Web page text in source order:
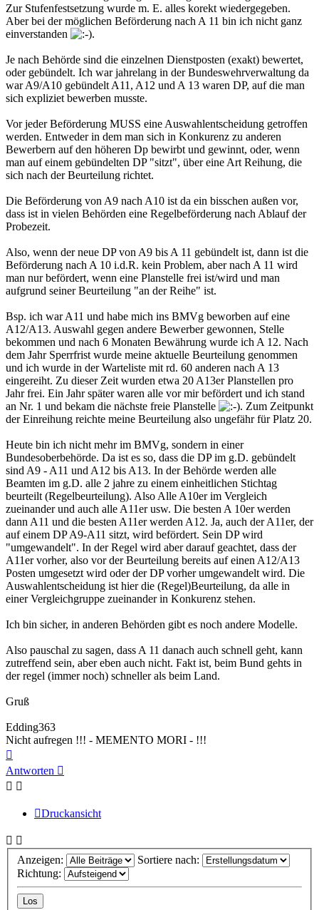
Zur Stufenfestsetzung wurde m. E. alles korekt wiedergegeben.
Aber bei der möglichen Beförderung nach A 11 bin ich nicht ganz
einverstanden
.
Je nach Behörde sind die einzelnen Dienstposten (exakt) bewertet,
oder gebündelt. Ich war jahrelang in der Bundeswehrverwaltung da
war A9/A10 gebündelt A11, A12 und A 13 waren DP, auf die man
sich expliziet bewerben musste.
Vor jeder Beförderung MUSS eine Auswahlentscheidung getroffen
werden. Entweder in dem man sich in Konkurenz zu anderen
Bewerbern auf den höheren Dp bewirbt und gewinnt, oder, wenn
man auf einem gebündelten DP "sitzt", über eine Art Reihung, die
sich nach der Beurteilung richtet.
Die Beförderung von A9 nach A10 ist da ein bisschen außen vor,
dass ist in vielen Behörden eine Regelbeförderung nach Ablauf der
Probezeit.
Also, wenn der neue DP von A9 bis A 11 gebündelt ist, dann ist die
Beförderung nach A 10 i.d.R. kein Problem, aber nach A 11 wird
man nur befördert, wenn eine Planstelle frei ist/wird und man
aufgrund seiner Beurteilung "an der Reihe" ist.
Bsp. ich war A11 und habe mich ins BMVg beworben auf eine
A12/A13. Auswahl gegen andere Bewerber gewonnen, Stelle
bekommen und nach 6 Monaten Bewährung wurde ich A 12. Nach
dem Jahr Sperrfrist wurde meine aktuelle Beurteilung genommen
und ich wurde in der Warteliste mit rd. 60 anderen nach A 13
eingereiht. Zu dieser Zeit wurden etwa 20 A13er Planstellen pro
Jahr frei. Ein Jahr später waren alle vor mir befördert und ich stand
an Nr. 1 und bekam die nächste freie Planstelle
. Zum Zeitpunkt
der Einreihung reichte meine Beurteilung also ungefähr für Platz 20.
Heute bin ich nicht mehr im BMVg, sondern in einer
Bundesoberbehörde. Da ist es so, dass die DP im g.D. gebündelt
sind A9 - A11 und A12 bis A13. In der Behörde werden alle
Beamten im g.D. alle 2 jahre zu einem einheitlichen Stichtag
beurteilt (Regelbeurteilung). Also Alle A10er im Vergleich
zueinander und auch alle A11er usw. Die besten A 10er werden
dann A11 und die besten A11er werden A12. Ja, auch der A11er, der
auf einem DP A9-A11 sitzt, wird befördert. Sein DP wird
"umgewandelt". In der Regel wird aber darauf geachtet, dass der
A11er vorher, also vor der Beurteilung bereits auf einen A12/A13
Posten umgesetzt wird oder der DP vorher umgewandelt wird. Die
Auswahlentscheidung ist hier die (Regel)Beurteilung, da alle in
einer Vergleichgruppe zueinander in Konkurenz stehen.
Ich bin sicher, in anderen Behörden gibt es noch andere Modelle.
Also pauschal zu sagen, dass A 11 danach auch schnell geht, kann
zutreffend sein, aber eben auch nicht. Fakt ist, beim Bund gehts in
der regel (immer noch) schneller als beim Land.
Gruß
Edding363
Nicht aufregen !!! - MEMENTO MORI - !!!
oben
Antworten
Druckansicht
Anzeigen:
Sortiere nach:
Richtung: